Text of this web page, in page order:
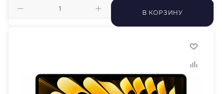
В КОРЗИНУ